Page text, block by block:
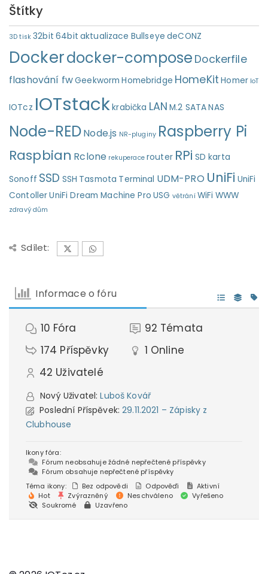
Štítky
3D tisk 32bit 64bit aktualizace Bullseye deCONZ
Dockerdocker-compose Dockerfile
flashování fwGeekworm Homebridge HomeKit Homer IoT
IOTcz IOTstackkrabička LAN M.2 SATANAS
Node-REDNode.js NR-pluginy Raspberry Pi
Raspbian Rclone rekuperace router RPi SD karta
Sonoff SSD SSH Tasmota Terminal UDM-PRO UniFi UniFi
ContollerUniFi Dream Machine Pro USG větrání WiFi WWW
zdravý dům
Sdílet:
Informace o fóru
10 Fóra 92 Témata
174 Příspěvky 1 Online
42 Uživatelé
Nový Uživatel:Luboš Kovář
Poslední Příspěvek:29.11.2021 – Zápisky z
Clubhouse
Ikony fóra:
Fórum neobsahuje žádné nepřečtené příspěvky
Fórum obsahuje nepřečtené příspěvky
Téma ikony:
Bez odpovědi Odpověďi
Aktivní
Hot
Zvýrazněný Neschváleno
Vyřešeno
Soukromé
Uzavřeno